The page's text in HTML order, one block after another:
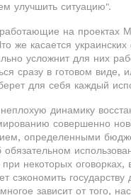
улучшить ситуацию".
на проектах
же касается
усложнит для них
сразу в готовом виде,
для себя каждый
динамику
совершенно
определенными
обязательном
некоторых оговорках,
сэкономить
зависит от того,